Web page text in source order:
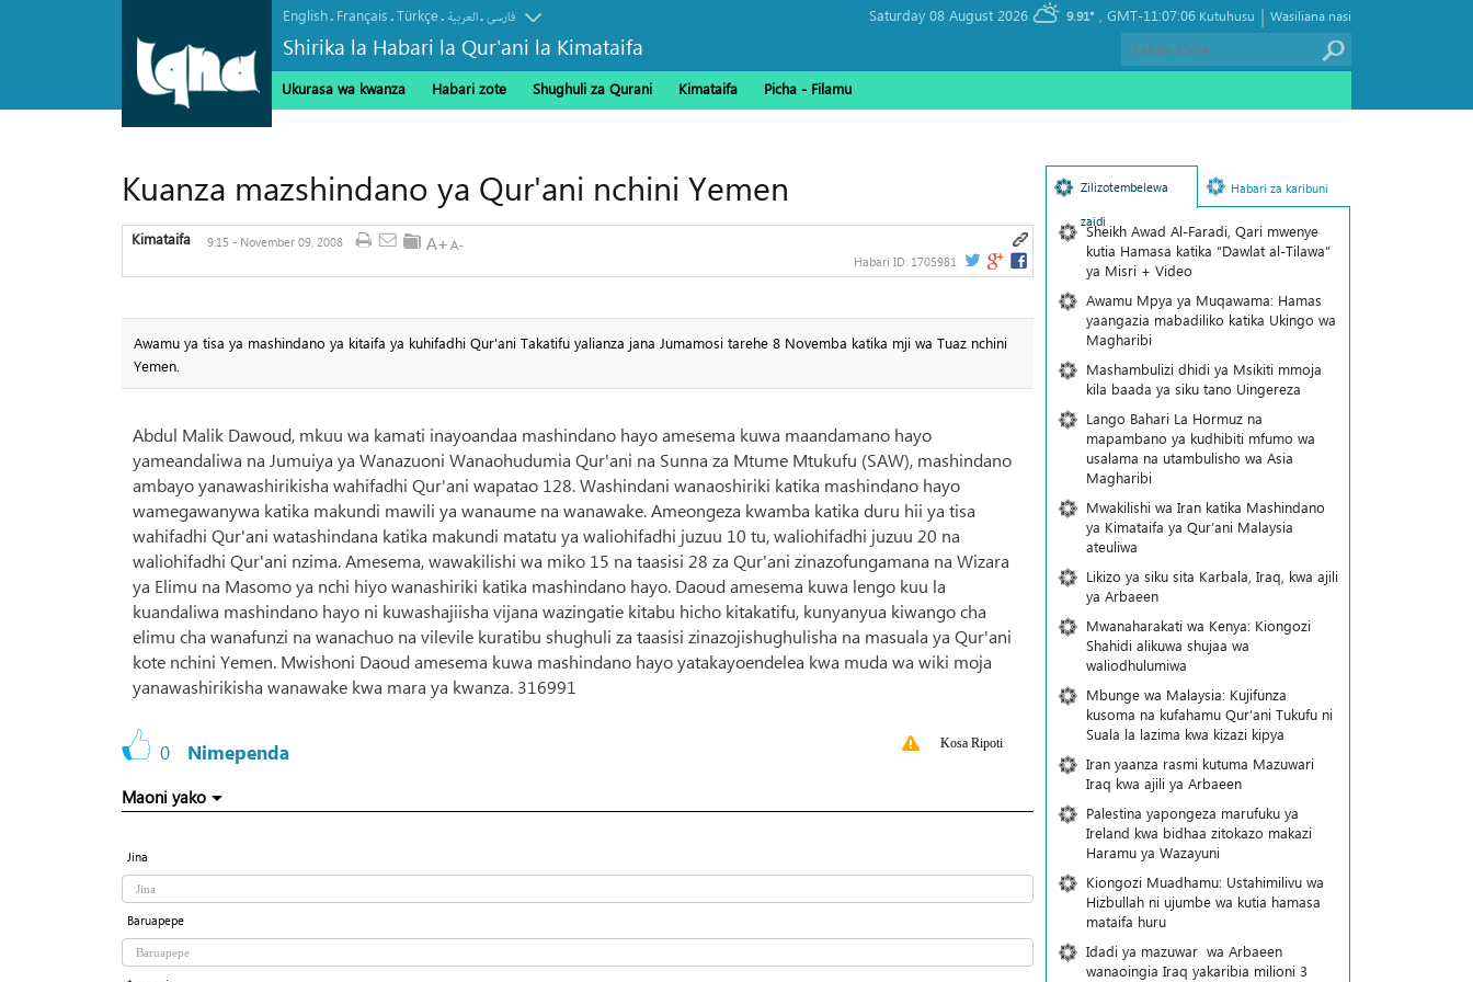
English. Français.Türkçe. العربیة.فارسی
Shirika la Habari la Qur'ani la Kimataifa
GMT-11:07:06
9.91° Wasiliana nasi
|
Kutuhusu
Ukurasa wa kwanza Habari zote Shughuli za Qurani Kimataifa Picha‎ - Filamu‎
Kuanza mazshindano ya Qur'ani nchini Yemen
Kimataifa
9:15 - November 09, 2008
Habari ID: 1705981
Awamu ya tisa ya mashindano ya kitaifa ya kuhifadhi Qur'ani Takatifu yalianza jana Jumamosi tarehe 8 Novemba katika mji wa Tuaz nchini
Yemen.
Abdul Malik Dawoud, mkuu wa kamati inayoandaa mashindano hayo amesema kuwa maandamano hayo
yameandaliwa na Jumuiya ya Wanazuoni Wanaohudumia Qur'ani na Sunna za Mtume Mtukufu (SAW), mashindano
ambayo yanawashirikisha wahifadhi Qur'ani wapatao 128. Washindani wanaoshiriki katika mashindano hayo
wamegawanywa katika makundi mawili ya wanaume na wanawake. Ameongeza kwamba katika duru hii ya tisa
wahifadhi Qur'ani watashindana katika makundi matatu ya waliohifadhi juzuu 10 tu, waliohifadhi juzuu 20 na
waliohifadhi Qur'ani nzima. Amesema, wawakilishi wa miko 15 na taasisi 28 za Qur'ani zinazofungamana na Wizara
ya Elimu na Masomo ya nchi hiyo wanashiriki katika mashindano hayo. Daoud amesema kuwa lengo kuu la
kuandaliwa mashindano hayo ni kuwashajiisha vijana wazingatie kitabu hicho kitakatifu, kunyanyua kiwango cha
elimu cha wanafunzi na wanachuo na vilevile kuratibu shughuli za taasisi zinazojishughulisha na masuala ya Qur'ani
kote nchini Yemen. Mwishoni Daoud amesema kuwa mashindano hayo yatakayoendelea kwa muda wa wiki moja
yanawashirikisha wanawake kwa mara ya kwanza. 316991
0 Nimependa Kosa Ripoti
Maoni yako
Jina
Baruapepe
Zilizotembelewa
zaidi
Habari za karibuni
Sheikh Awad Al-Faradi, Qari mwenye
kutia Hamasa katika “Dawlat al-Tilawa”
ya Misri + Video
Awamu Mpya ya Muqawama: Hamas
yaangazia mabadiliko katika Ukingo wa
Magharibi
Mashambulizi dhidi ya Msikiti mmoja
kila baada ya siku tano Uingereza
Lango Bahari La Hormuz na
mapambano ya kudhibiti mfumo wa
usalama na utambulisho wa Asia
Magharibi
Mwakilishi wa Iran katika Mashindano
ya Kimataifa ya Qur’ani Malaysia
ateuliwa
Likizo ya siku sita Karbala, Iraq, kwa ajili
ya Arbaeen
Mwanaharakati wa Kenya: Kiongozi
Shahidi alikuwa shujaa wa
waliodhulumiwa
Mbunge wa Malaysia: Kujifunza
kusoma na kufahamu Qur’ani Tukufu ni
Suala la lazima kwa kizazi kipya
Iran yaanza rasmi kutuma Mazuwari
Iraq kwa ajili ya Arbaeen
Palestina yapongeza marufuku ya
Ireland kwa bidhaa zitokazo makazi
Haramu ya Wazayuni
Kiongozi Muadhamu: Ustahimilivu wa
Hizbullah ni ujumbe wa kutia hamasa
mataifa huru
Idadi ya mazuwar wa Arbaeen
wanaoingia Iraq yakaribia milioni 3